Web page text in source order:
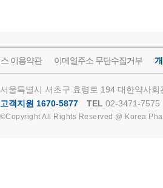
이용약관 이메일주소 무단수집거부
서울특별시 서초구 효령로 194 대한약사
고객지원 1670-5877
TEL 02-3471-7575
©Copyright All Rights Reserved @ Korea